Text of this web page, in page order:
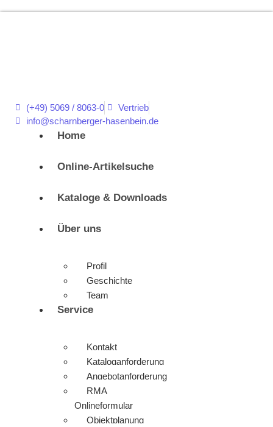
(+49) 5069 / 8063-0
Vertrieb
info@scharnberger-hasenbein.de
Home
Online-Artikelsuche
Kataloge & Downloads
Über uns
Profil
Geschichte
Team
Service
Kontakt
Kataloganforderung
Angebotanforderung
RMA
Onlineformular
Objektplanung